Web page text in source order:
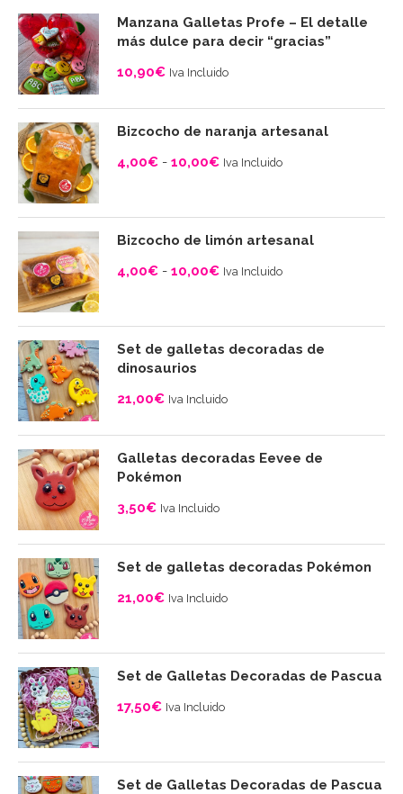
Manzana Galletas Profe – El detalle
más dulce para decir “gracias”
10,90€ Iva Incluido
Bizcocho de naranja artesanal
4,00€ - 10,00€
Rango
de
precios:
desde
4,00€
hasta
Iva Incluido
Bizcocho de limón artesanal
4,00€ - 10,00€
Rango
de
precios:
desde
4,00€
hasta
Iva Incluido
Set de galletas decoradas de
dinosaurios
21,00€ Iva Incluido
Galletas decoradas Eevee de
Pokémon
3,50€ Iva Incluido
Set de galletas decoradas Pokémon
21,00€ Iva Incluido
Set de Galletas Decoradas de Pascua
17,50€ Iva Incluido
Set de Galletas Decoradas de Pascua